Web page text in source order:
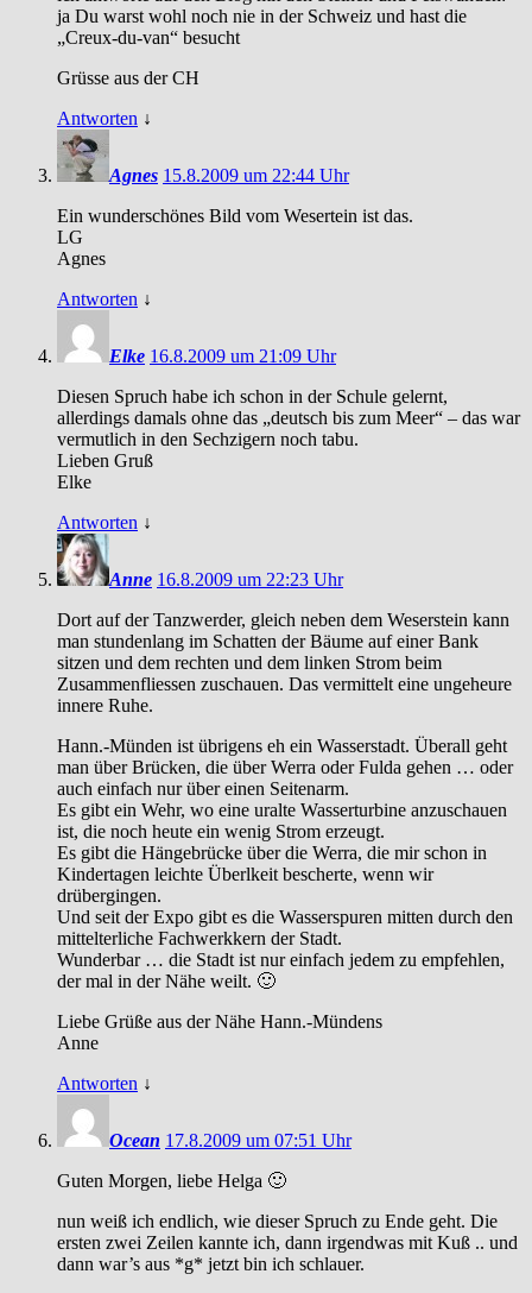
ja Du warst wohl noch nie in der Schweiz und hast die
„Creux-du-van“ besucht
Grüsse aus der CH
Antworten ↓
Agnes 15.8.2009 um 22:44 Uhr
Ein wunderschönes Bild vom Wesertein ist das.
LG
Agnes
Antworten ↓
Elke 16.8.2009 um 21:09 Uhr
Diesen Spruch habe ich schon in der Schule gelernt,
allerdings damals ohne das „deutsch bis zum Meer“ – das war
vermutlich in den Sechzigern noch tabu.
Lieben Gruß
Elke
Antworten ↓
Anne 16.8.2009 um 22:23 Uhr
Dort auf der Tanzwerder, gleich neben dem Weserstein kann
man stundenlang im Schatten der Bäume auf einer Bank
sitzen und dem rechten und dem linken Strom beim
Zusammenfliessen zuschauen. Das vermittelt eine ungeheure
innere Ruhe.
Hann.-Münden ist übrigens eh ein Wasserstadt. Überall geht
man über Brücken, die über Werra oder Fulda gehen … oder
auch einfach nur über einen Seitenarm.
Es gibt ein Wehr, wo eine uralte Wasserturbine anzuschauen
ist, die noch heute ein wenig Strom erzeugt.
Es gibt die Hängebrücke über die Werra, die mir schon in
Kindertagen leichte Überlkeit bescherte, wenn wir
drübergingen.
Und seit der Expo gibt es die Wasserspuren mitten durch den
mittelterliche Fachwerkkern der Stadt.
Wunderbar … die Stadt ist nur einfach jedem zu empfehlen,
der mal in der Nähe weilt. 🙂
Liebe Grüße aus der Nähe Hann.-Mündens
Anne
Antworten ↓
Ocean 17.8.2009 um 07:51 Uhr
Guten Morgen, liebe Helga 🙂
nun weiß ich endlich, wie dieser Spruch zu Ende geht. Die
ersten zwei Zeilen kannte ich, dann irgendwas mit Kuß .. und
dann war’s aus *g* jetzt bin ich schlauer.